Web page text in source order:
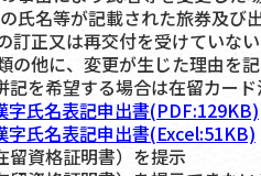
が記載された旅券及び出
正又は再交付を受けていない
他に、変更が生じた理由を記
を希望する場合は在留カー
字氏名表記申出書(PDF:129KB)
字氏名表記申出書(Excel:51KB)
資格証明書）を提示